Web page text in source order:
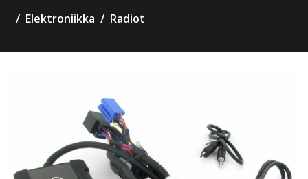
Elektroniikka Radiot